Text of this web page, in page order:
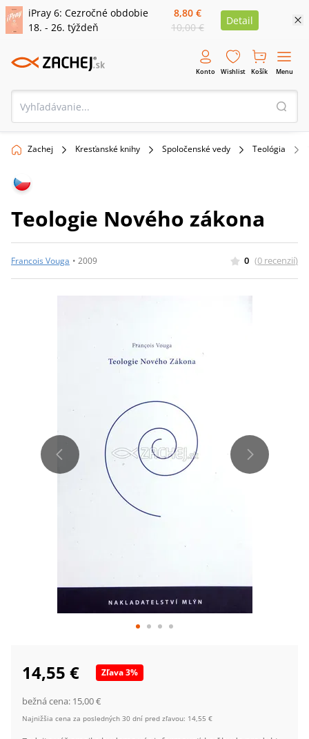
iPray 6: Cezročné obdobie
18. - 26. týždeň
8,80 €
10,00 €
Detail
Konto Wishlist Košík Menu
Zachej Kresťanské knihy Spoločenské vedy Teológia
Teologie Nového zákona
Francois Vouga • 2009 0 (0 recenzií)
14,55 € Zľava3%
bežná cena: 15,00 €
Najnižšia cena za posledných 30 dní pred zľavou: 14,55 €